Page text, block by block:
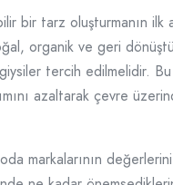
bir tarz oluşturmanın ilk
organik ve geri
tercih edilmelidir.
azaltarak çevre
markalarının